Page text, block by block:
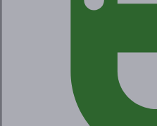
Поделиться с друзьями